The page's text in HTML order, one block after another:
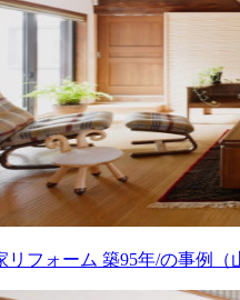
リフォーム 築95年/の事例（